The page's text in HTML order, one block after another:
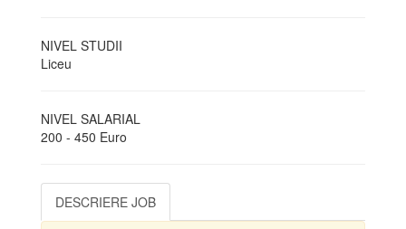
NIVEL STUDII
Liceu
NIVEL SALARIAL
200 - 450 Euro
DESCRIERE JOB